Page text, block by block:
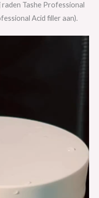
Tashe Professional
Acid filler aan).